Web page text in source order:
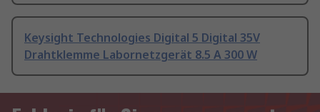
Keysight Technologies Digital 5 Digital 35V
Drahtklemme Labornetzgerät 8.5 A 300 W